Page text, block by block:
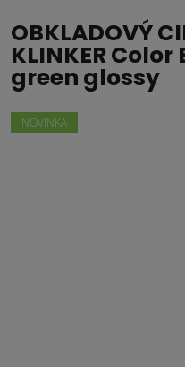
OBKLADOVÝ
KLINKER
green glossy
NOVINKA